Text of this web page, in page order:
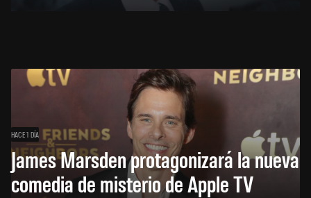
HACE 1 DÍA
James Marsden protagonizará la nueva
comedia de misterio de Apple TV